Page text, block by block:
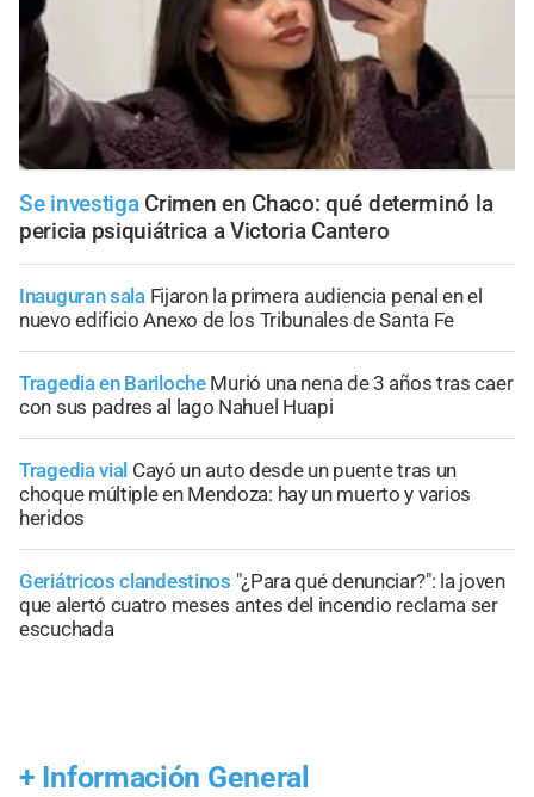
Se investiga Crimen en Chaco: qué determinó la
pericia psiquiátrica a Victoria Cantero
Inauguran sala Fijaron la primera audiencia penal en el
nuevo edificio Anexo de los Tribunales de Santa Fe
Tragedia en Bariloche Murió una nena de 3 años tras caer
con sus padres al lago Nahuel Huapi
Tragedia vial Cayó un auto desde un puente tras un
choque múltiple en Mendoza: hay un muerto y varios
heridos
Geriátricos clandestinos "¿Para qué denunciar?": la joven
que alertó cuatro meses antes del incendio reclama ser
escuchada
+ Información General